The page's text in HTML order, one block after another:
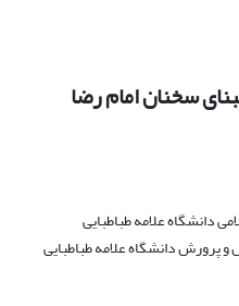
سخنان امام رضا
دانشگاه علامه طباطبایی
پرورش دانشگاه علامه طباطبایی